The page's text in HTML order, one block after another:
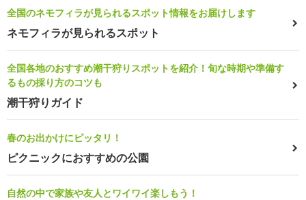
全国のネモフィラが見られるスポット情報をお届けします
ネモフィラが見られるスポット
全国各地のおすすめ潮干狩りスポットを紹介！旬な時期や準備す
るもの採り方のコツも
潮干狩りガイド
春のお出かけにピッタリ！
ピクニックにおすすめの公園
自然の中で家族や友人とワイワイ楽しもう！